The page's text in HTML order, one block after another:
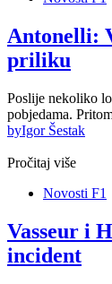
Antonelli:
priliku
Poslije nekoliko
pobjedama.
byIgor Šestak
Pročitaj više
Novosti F1
Vasseur i
incident